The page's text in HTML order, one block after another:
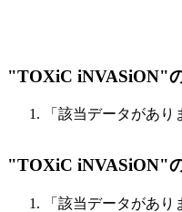
"TOXiC iNVASiON"
「該当データがあり
"TOXiC iNVASiON"
「該当データがあり